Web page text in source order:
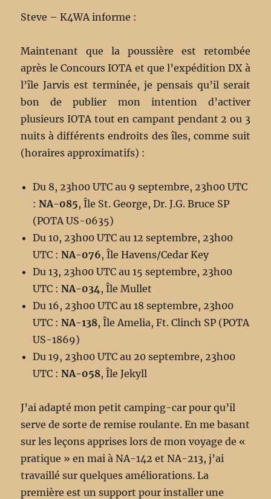
Steve – K4WA informe :
Maintenant que la poussière est retombée
après le Concours IOTA et que l’expédition DX à
l’île Jarvis est terminée, je pensais qu’il serait
bon de publier mon intention d’activer
plusieurs IOTA tout en campant pendant 2 ou 3
nuits à différents endroits des îles, comme suit
(horaires approximatifs) :
Du 8, 23h00 UTC au 9 septembre, 23h00 UTC
:NA-085, Île St. George, Dr. J.G. Bruce SP
(POTA US-0635)
Du 10, 23h00 UTC au 12 septembre, 23h00
UTC :NA-076, Île Havens/Cedar Key
Du 13, 23h00 UTC au 15 septembre, 23h00
UTC :NA-034 , Île Mullet
Du 16, 23h00 UTC au 18 septembre, 23h00
UTC :NA-138, Île Amelia, Ft. Clinch SP (POTA
US-1869)
Du 19, 23h00 UTC au 20 septembre, 23h00
UTC :NA-058, Île Jekyll
J’ai adapté mon petit camping-car pour qu’il
serve de sorte de remise roulante. En me basant
sur les leçons apprises lors de mon voyage de «
pratique » en mai à NA-142 et NA-213, j’ai
travaillé sur quelques améliorations. La
première est un support pour installer une